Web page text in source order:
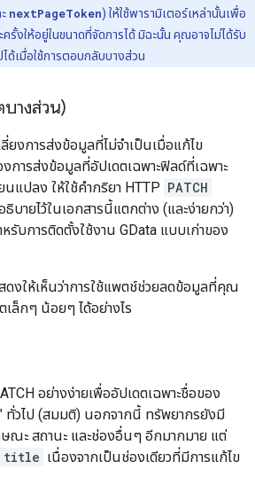
nextPageToken) ให้ใช้พารามิเตอร์เหล่านั้นเพื่อ
งให้อยู่ในขนาดที่จัดการได้ มิฉะนั้น คุณอาจไม่ได้รับ
ด้เมื่อใช้การตอบกลับบางส่วน
างส่วน)
งการส่งข้อมูลที่ไม่จำเป็นเมื่อแก้ไข
การส่งข้อมูลที่อัปเดตเฉพาะฟิลด์ที่เฉพาะ
นแปลง ให้ใช้คำกริยา HTTP PATCH
บายไว้ในเอกสารนี้แตกต่าง (และง่ายกว่า)
รับการติดตั้งใช้งาน GData แบบเก่าของ
ดงให้เห็นว่าการใช้แพตช์ช่วยลดข้อมูลที่คุณ
ล็กๆ น้อยๆ ได้อย่างไร
อย่างง่ายเพื่ออัปเดตเฉพาะชื่อของ
ทั่วไป (สมมติ) นอกจากนี้ ทรัพยากรยังมี
ณะ สถานะ และช่องอื่นๆ อีกมากมาย แต่
title เนื่องจากเป็นช่องเดียวที่มีการแก้ไข